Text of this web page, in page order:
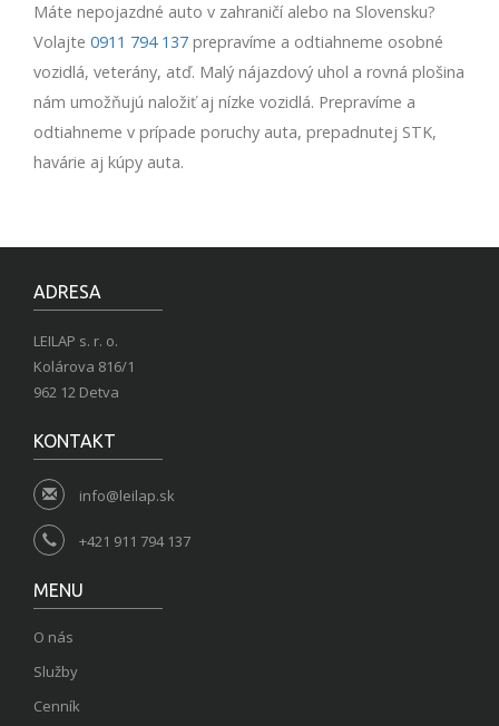
Máte nepojazdné auto v zahraničí alebo na Slovensku?
Volajte 0911 794 137 prepravíme a odtiahneme osobné
vozidlá, veterány, atď. Malý nájazdový uhol a rovná plošina
nám umožňujú naložiť aj nízke vozidlá. Prepravíme a
odtiahneme v prípade poruchy auta, prepadnutej STK,
havárie aj kúpy auta.
ADRESA
LEILAP s. r. o.
Kolárova 816/1
962 12 Detva
KONTAKT
info@leilap.sk
+421 911 794 137
MENU
O nás
Služby
Cenník